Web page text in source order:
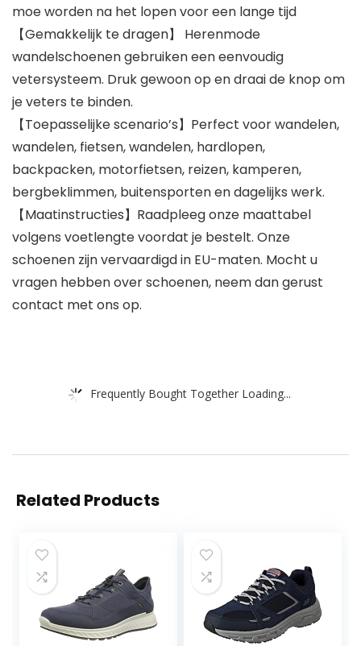
moe worden na het lopen voor een lange tijd
【Gemakkelijk te dragen】 Herenmode
wandelschoenen gebruiken een eenvoudig
vetersysteem. Druk gewoon op en draai de knop om
je veters te binden.
【Toepasselijke scenario’s】Perfect voor wandelen,
wandelen, fietsen, wandelen, hardlopen,
backpacken, motorfietsen, reizen, kamperen,
bergbeklimmen, buitensporten en dagelijks werk.
【Maatinstructies】Raadpleeg onze maattabel
volgens voetlengte voordat je bestelt. Onze
schoenen zijn vervaardigd in EU-maten. Mocht u
vragen hebben over schoenen, neem dan gerust
contact met ons op.
Frequently Bought Together Loading...
Related Products